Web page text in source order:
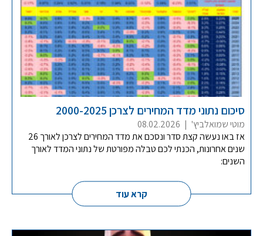
סיכום נתוני מדד המחירים לצרכן 2000-2025
מוטי שמואלביץ' |
08.02.2026
אז באו נעשה קצת סדר ונסכם את מדד המחירים לצרכן לאורך 26
שנים אחרונות, הכנתי לכם טבלה מפורטת של נתוני המדד לאורך
השנים:
קרא עוד